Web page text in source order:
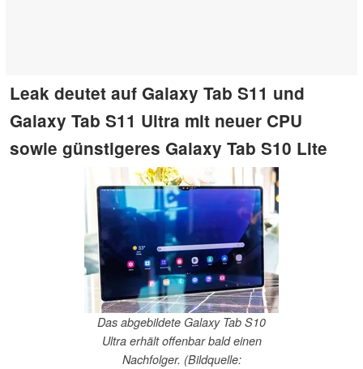
Leak deutet auf Galaxy Tab S11 und
Galaxy Tab S11 Ultra mit neuer CPU
sowie günstigeres Galaxy Tab S10 Lite
Das abgebildete Galaxy Tab S10
Ultra erhält offenbar bald einen
Nachfolger. (Bildquelle: